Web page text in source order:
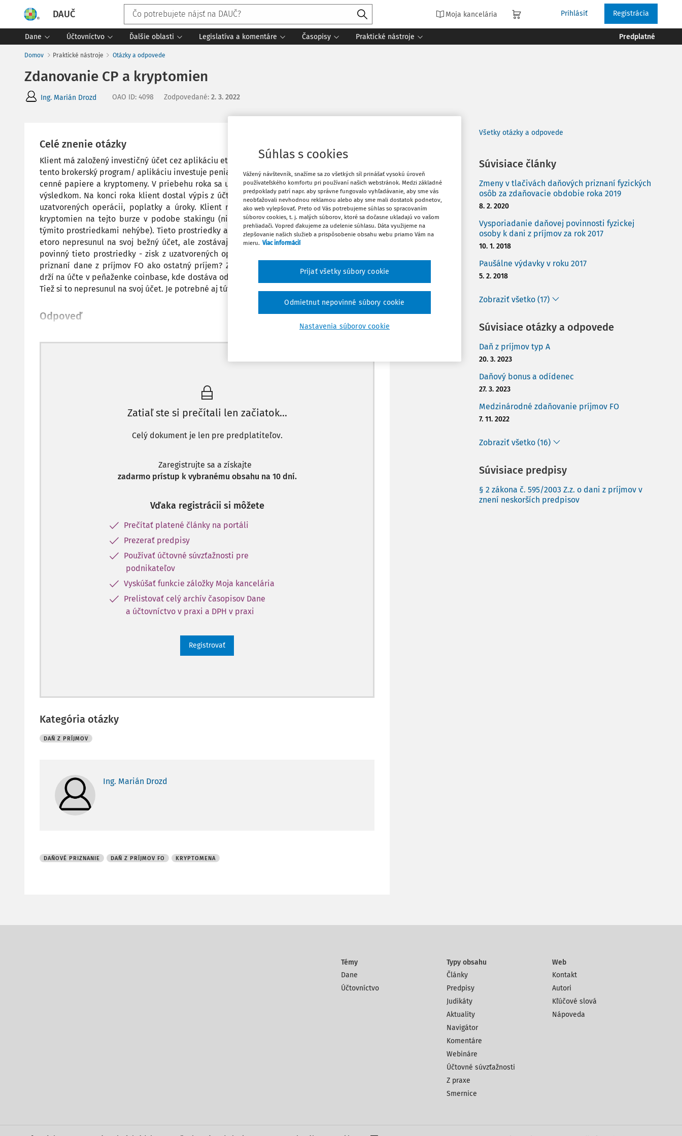
DAUČ Moja kancelária Prihlásiť Registrácia
Dane Účtovníctvo Ďalšie oblasti Legislatíva a komentáre Časopisy Praktické nástroje Predplatné
Domov Praktické nástroje Otázky a odpovede
Zdanovanie CP a kryptomien
Ing. Marián Drozd OAO ID: 4098 Zodpovedané: 2. 3. 2022
Celé znenie otázky
Klient má založený investičný účet cez aplikáciu etoro, na ktorom má vložené peniaze. Cez
tento brokerský program/ aplikáciu investuje peniaze tým, že sa predávajú a kupujú akcie,
cenné papiere a kryptomeny. V priebehu roka sa uskutoční viacero operácii a uzavrú sa s
výsledkom. Na konci roka klient dostal výpis z účtu etoro, kde má vyčíslený zisk z týchto
uzatvorených operácii, poplatky a úroky. Klient mal počas roka aj príjem z obchodu z
kryptomien na tejto burze v podobe stakingu (niečo ako úrok za to, že sa určitú dobu
týmito prostriedkami nehýbe). Tieto prostriedky ale z tohto investičného účtu v aplikácii
etoro nepresunul na svoj bežný účet, ale zostávajú na investovanie v aplikácii. Je klient
povinný tieto prostriedky - zisk z uzatvorených operácii počas roka - zdaniť v daňovom
priznaní dane z príjmov FO ako ostatný príjem? Zároveň klient kúpil kryptomenu, ktorú
drží na účte v peňaženke coinbase, kde dostáva odmenu za to, že tam nechal kryptomenu.
Tiež si to nepresunul na svoj účet. Je potrebné aj túto odmenu zdaniť?
Odpoveď
Zatiaľ ste si prečítali len začiatok...
Celý dokument je len pre predplatiteľov.
Zaregistrujte sa a získajte
zadarmo prístup k vybranému obsahu na 10 dní.
Vďaka registrácii si môžete
Prečítať platené články na portáli
Prezerať predpisy
Používať účtovné súvzťažnosti pre
podnikateľov
Vyskúšať funkcie záložky Moja kancelária
Prelistovať celý archív časopisov Dane
a účtovníctvo v praxi a DPH v praxi
Registrovať
Kategória otázky
DAŇ Z PRÍJMOV
Ing. Marián Drozd
DAŇOVÉ PRIZNANIE DAŇ Z PRÍJMOV FO KRYPTOMENA
Stiahnuť
Vytlačiť
Zdieľať
Všetky otázky a odpovede
Súvisiace články
Zmeny v tlačivách daňových priznaní fyzických
osôb za zdaňovacie obdobie roka 2019
8. 2. 2020
Vysporiadanie daňovej povinnosti fyzickej
osoby k dani z príjmov za rok 2017
10. 1. 2018
Paušálne výdavky v roku 2017
5. 2. 2018
Zobraziť všetko (17)
Súvisiace otázky a odpovede
Daň z príjmov typ A
20. 3. 2023
Daňový bonus a odídenec
27. 3. 2023
Medzinárodné zdaňovanie príjmov FO
7. 11. 2022
Zobraziť všetko (16)
Súvisiace predpisy
§ 2 zákona č. 595/2003 Z.z. o dani z príjmov v
znení neskorších predpisov
Témy
Dane
Účtovníctvo
Typy obsahu
Články
Predpisy
Judikáty
Aktuality
Navigátor
Komentáre
Webináre
Účtovné súvzťažnosti
Z praxe
Smernice
Web
Kontakt
Autori
Kľúčové slová
Nápoveda
Súhlas s cookies
Vážený návštevník, snažíme sa zo všetkých síl prinášať vysokú úroveň
používateľského komfortu pri používaní našich webstránok. Medzi základné
predpoklady patrí napr. aby správne fungovalo vyhľadávanie, aby sme vás
neobťažovali nevhodnou reklamou alebo aby sme mali dostatok podnetov,
ako web vylepšovať. Preto od Vás potrebujeme súhlas so spracovaním
súborov cookies, t. j. malých súborov, ktoré sa dočasne ukladajú vo vašom
prehliadači. Vopred ďakujeme za udelenie súhlasu. Dáta využijeme na
zlepšovanie našich služieb a prispôsobenie obsahu webu priamo Vám na
mieru. Viac informácií
Nastavenia súborov cookie
Odmietnut nepovinné súbory cookie
Prijať všetky súbory cookie